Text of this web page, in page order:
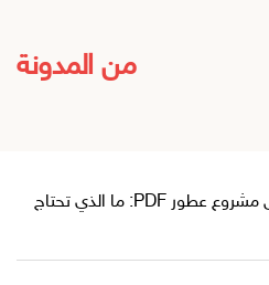
من المدونة
دراسة جدوى مشروع عطور PDF: ما الذي تحتاج